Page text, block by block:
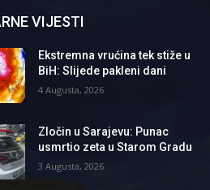
VIJESTI
Ekstremna vrućina tek stiže u
BiH: Slijede pakleni dani
4 Augusta, 2026
Zločin u Sarajevu: Punac
usmrtio zeta u Starom Gradu
3 Augusta, 2026